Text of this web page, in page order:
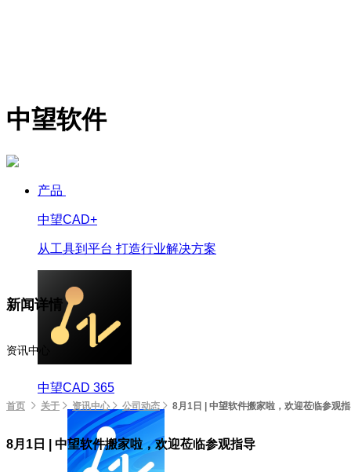
中望软件
产品
中望CAD+
从工具到平台 打造行业解决方案
中望CAD 365
新闻详情
资讯中心
首页 关于 资讯中心 公司动态 8月1日 | 中望软件搬家啦，欢迎莅临参观
8月1日 | 中望软件搬家啦，欢迎莅临参观指导